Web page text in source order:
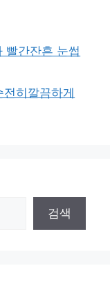
빨간잔흔 눈썹
히깔끔하게
검색